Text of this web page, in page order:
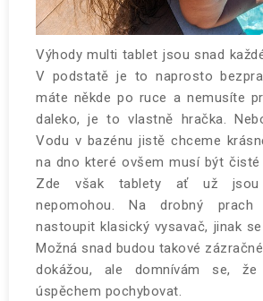
Výhody multi tablet jsou snad
V podstatě je to naprosto
máte někde po ruce a nemusíte
daleko, je to vlastně hračka.
Vodu v bazénu jistě chceme
na dno které ovšem musí být čisté
Zde však tablety ať už jsou
nepomohou. Na drobný
nastoupit klasický vysavač, jinak
Možná snad budou takové
dokážou, ale domnívám se,
úspěchem pochybovat.